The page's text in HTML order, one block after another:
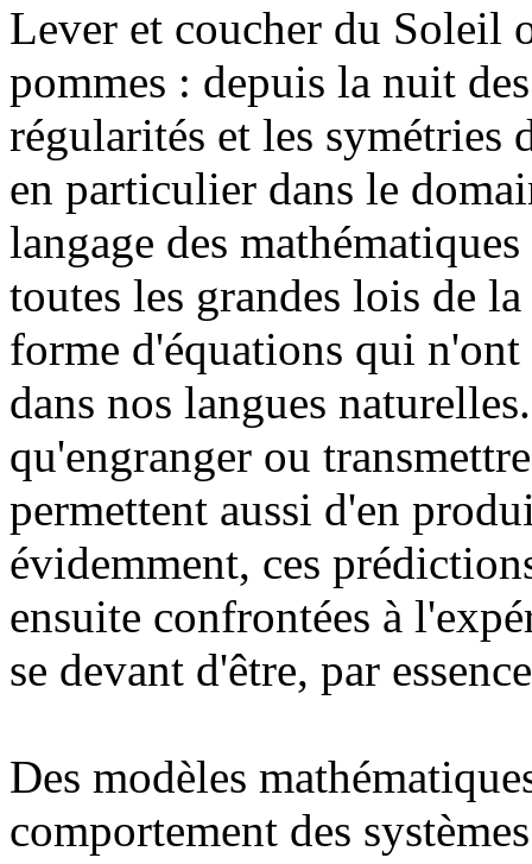
Lever et coucher du Soleil
pommes : depuis la nuit
régularités et les symétries
en particulier dans le
langage des
toutes les grandes lois de
forme d'équations qui
dans nos langues
qu'engranger ou
permettent aussi d'en
évidemment, ces
ensuite confrontées à
se devant d'être, par
Des modèles
comportement des